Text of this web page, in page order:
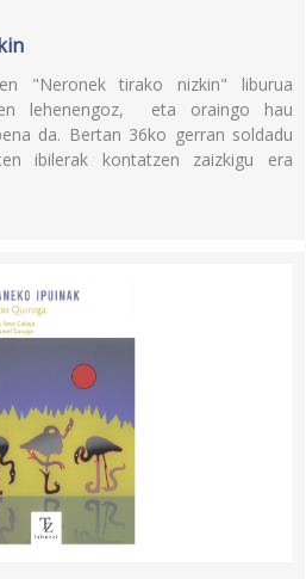
"Neronek tirako nizkin" liburua
lehenengoz, eta oraingo hau
da. Bertan 36ko gerran soldadu
ibilerak kontatzen zaizkigu era